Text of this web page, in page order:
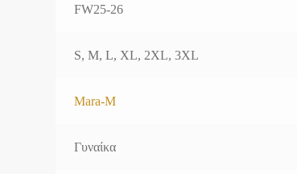
FW25-26
S, M, L, XL, 2XL, 3XL
Mara-M
Γυναίκα